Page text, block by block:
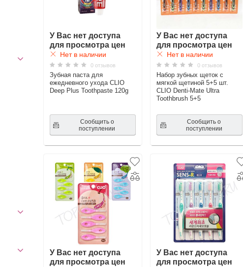
У Вас нет доступа
для просмотра цен
Нет в наличии
0 отзывов
Зубная паста для
ежедневного ухода CLIO
Deep Plus Toothpaste 120g
Сообщить о
поступлении
У Вас нет доступа
для просмотра цен
Нет в наличии
0 отзывов
Набор зубных щеток с
мягкой щетиной 5+5 шт.
CLIO Denti-Mate Ultra
Toothbrush 5+5
Сообщить о
поступлении
У Вас нет доступа
для просмотра цен
У Вас нет доступа
для просмотра цен